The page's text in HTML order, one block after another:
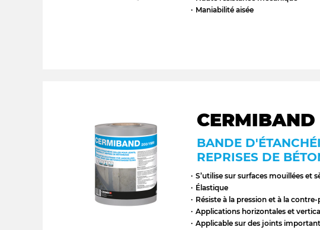
Maniabilité aisée
CERMIBAND
BANDE
REPRISES DE
S’utilise sur surfaces mouillées et
Élastique
Résiste à la pression et à la
Applications horizontales et
Applicable sur des joints